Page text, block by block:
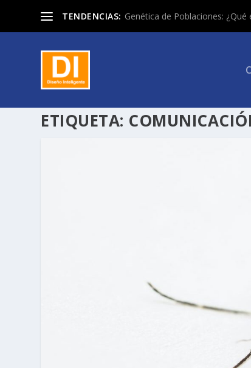
TENDENCIAS: Genética de Poblaciones:
ETIQUETA: